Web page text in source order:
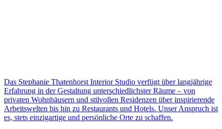
Das Stephanie Thatenhorst Interior Studio verfügt über langjährige
Erfahrung in der Gestaltung unterschiedlichster Räume – von
privaten Wohnhäusern und stilvollen Residenzen über inspirierende
Arbeitswelten bis hin zu Restaurants und Hotels. Unser Anspruch ist
es, stets einzigartige und persönliche Orte zu schaffen.